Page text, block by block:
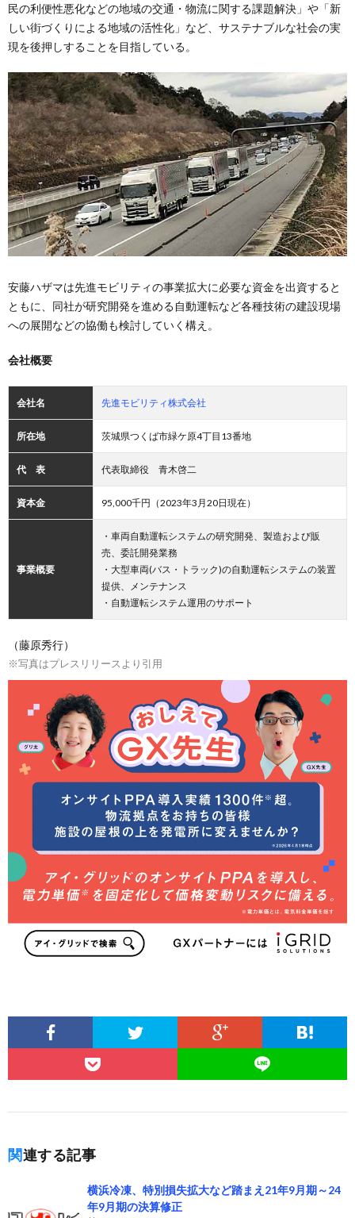
民の利便性悪化などの地域の交通・物流に関する課題解決」や「新
しい街づくりによる地域の活性化」など、サステナブルな社会の実
現を後押しすることを目指している。
安藤ハザマは先進モビリティの事業拡大に必要な資金を出資すると
ともに、同社が研究開発を進める自動運転など各種技術の建設現場
への展開などの協働も検討していく構え。
会社概要
会社名 先進モビリティ株式会社
所在地 茨城県つくば市緑ケ原4丁目13番地
代 表 代表取締役 青木啓二
資本金 95,000千円（2023年3月20日現在）
事業概要
・車両自動運転システムの研究開発、製造および販
売、委託開発業務
・大型車両(バス・トラック)の自動運転システムの装置
提供、メンテナンス
・自動運転システム運用のサポート
（藤原秀行）
※写真はプレスリリースより引用
関連する記事
横浜冷凍、特別損失拡大など踏まえ21年9月期～24
年9月期の決算修正